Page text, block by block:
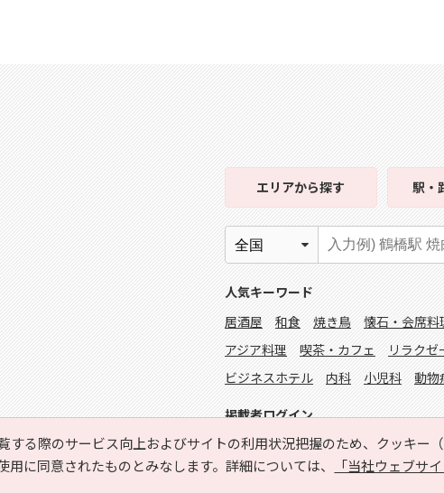
する際のサービス向上およびサイトの利用状況把握のため、クッキー
に同意されたものとみなします。詳細については、
「当社ウェブサ
エリアから探す 駅・
人気キーワード
居酒屋
和食 焼き鳥 懐石・会席料
アジア料理
喫茶・カフェ リラクゼ
ビジネスホテル
内科 小児科 動物
掲載者ログイン